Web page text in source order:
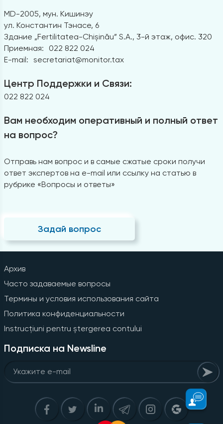
MD-2005, мун. Кишинэу
ул. Константин Тэнасе, 6
Здание „Fertilitatea-Chișinău” S.A., 3-й этаж, офис. 320
Приемная:
022 822 024
E-mail: secretariat@monitor.tax
Центр Поддержки и Связи:
022 822 024
Вам необходим оперативный и полный ответ
на вопрос?
Отправь нам вопрос и в самые сжатые сроки получи
ответ экспертов на e-mail или ссылку на статью в
рубрике «Вопросы и ответы»
Задай вопрос
Архив
Часто задаваемые вопросы
Термины и условия использования сайта
Политика конфиденциальности
Instrucțiuni pentru ștergerea contului
Подписка на Newsline